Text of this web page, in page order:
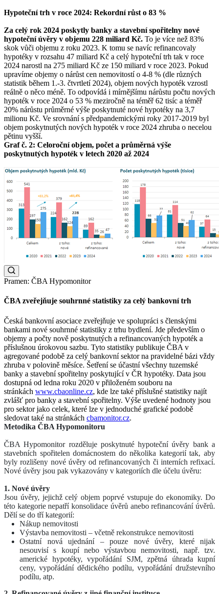
Hypoteční trh v roce 2024: Rekordní růst o 83 %
Za celý rok 2024 poskytly banky a stavební spořitelny nové
hypoteční úvěry v objemu 228 miliard Kč. To je více než 83%
skok vůči objemu z roku 2023. K tomu se navíc refinancovaly
hypotéky v rozsahu 47 miliard Kč a celý hypoteční trh tak v roce
2024 narostl na 275 miliard Kč ze 150 miliard v roce 2023. Pokud
upravíme objemy o nárůst cen nemovitostí o 4-8 % (dle různých
statistik během 1.-3. čtvrtletí 2024), objem nových hypoték vzrostl
reálně o něco méně. To odpovídá i mírnějšímu nárůstu počtu nových
hypoték v roce 2024 o 53 % meziročně na téměř 62 tisíc a téměř
20% nárůstu průměrné výše poskytnuté nové hypotéky na 3,7
milionu Kč. Ve srovnání s předpandemickými roky 2017-2019 byl
objem poskytnutých nových hypoték v roce 2024 zhruba o necelou
pětinu vyšší.
Graf č. 2: Celoroční objem, počet a průměrná výše
poskytnutých hypoték v letech 2020 až 2024
Pramen: ČBA Hypomonitor
ČBA zveřejňuje souhrnné statistiky za celý bankovní trh
Česká bankovní asociace zveřejňuje ve spolupráci s členskými
bankami nové souhrnné statistiky z trhu bydlení. Jde především o
objemy a počty nově poskytnutých a refinancovaných hypoték a
příslušnou úrokovou sazbu. Tyto statistiky publikuje ČBA v
agregované podobě za celý bankovní sektor na pravidelné bázi vždy
zhruba v polovině měsíce. Šetření se účastní všechny tuzemské
banky a stavební spořitelny poskytující v ČR hypotéky. Data jsou
dostupná od ledna roku 2020 v přiloženém souboru na
stránkách www.cbaonline.cz, kde lze také příslušné statistiky najít
zvlášť pro banky a stavební spořitelny. Výše uvedené hodnoty jsou
pro sektor jako celek, které lze v jednoduché grafické podobě
sledovat také na stránkách cbamonitor.cz.
Metodika ČBA Hypomonitoru
ČBA Hypomonitor rozděluje poskytnuté hypoteční úvěry bank a
stavebních spořitelen domácnostem do několika kategorií tak, aby
byly rozlišeny nové úvěry od refinancovaných či interních refixací.
Nové úvěry jsou pak vykazovány v kategoriích dle účelu úvěru:
1. Nové úvěry
Jsou úvěry, jejichž celý objem poprvé vstupuje do ekonomiky. Do
této kategorie nepatří konsolidace úvěrů anebo refinancování úvěrů.
Dělí se do tří kategorií:
Nákup nemovitosti
Výstavba nemovitosti – včetně rekonstrukce nemovitosti
Ostatní nová ujednání – pouze nové úvěry, které nijak
nesouvisí s koupí nebo výstavbou nemovitosti, např. tzv.
americké hypotéky, vypořádání SJM, zpětná úhrada kupní
ceny, vypořádání dědického podílu, vypořádání družstevního
podílu, atp.